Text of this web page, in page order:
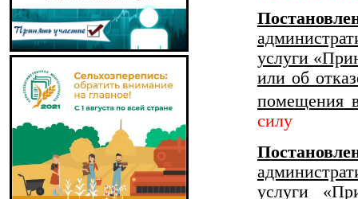
услуги
или об
помещения
силу
услуги